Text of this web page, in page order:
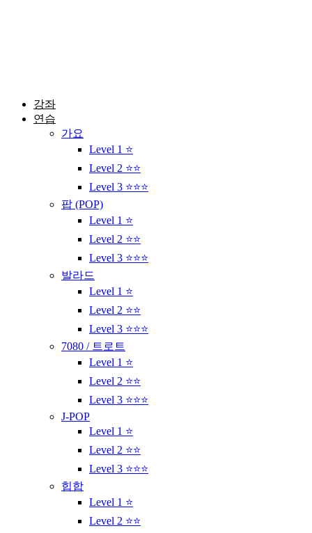
강좌
연습
가요
Level 1 ⭐
Level 2 ⭐⭐
Level 3 ⭐⭐⭐
팝 (POP)
Level 1 ⭐
Level 2 ⭐⭐
Level 3 ⭐⭐⭐
발라드
Level 1 ⭐
Level 2 ⭐⭐
Level 3 ⭐⭐⭐
7080 / 트로트
Level 1 ⭐
Level 2 ⭐⭐
Level 3 ⭐⭐⭐
J-POP
Level 1 ⭐
Level 2 ⭐⭐
Level 3 ⭐⭐⭐
힙합
Level 1 ⭐
Level 2 ⭐⭐